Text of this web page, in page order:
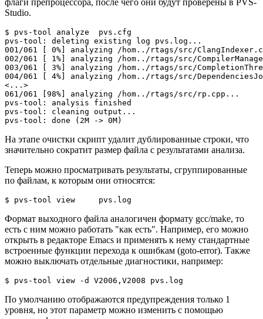
Studio.
$ pvs-tool analyze  pvs.cfg
pvs-tool: deleting existing log pvs.log...
001/061 [ 0%] analyzing /hom../rtags/src/
002/061 [ 1%] analyzing /hom../rtags/src/
003/061 [ 3%] analyzing /hom../rtags/src/
004/061 [ 4%] analyzing /hom../rtags/src/
<...>
061/061 [98%] analyzing /hom../rtags/src/rp.cpp...
pvs-tool: analysis finished
pvs-tool: cleaning output...
pvs-tool: done (2M -> 0M)
На этапе очистки скрипт удалит дублированные строки, что
значительно сократит размер файла с результатами анализа.
Теперь можно просматривать результаты, сгруппированные
по файлам, к которым они относятся:
$ pvs-tool view     pvs.log
Формат выходного файла аналогичен формату gcc/make, то
есть с ним можно работать "как есть". Например, его можно
открыть в редакторе Emacs и применять к нему стандартные
встроенные функции перехода к ошибкам (goto-error). Также
можно выключать отдельные диагностики, например:
$ pvs-tool view -d V2006,V2008 pvs.log
По умолчанию отображаются предупреждения только 1
уровня, но этот параметр можно изменить с помощью